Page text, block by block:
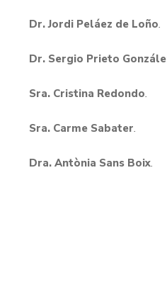
Dr. Jordi Peláez de Loño.
Dr. Sergio Prieto
Sra. Cristina Redondo.
Sra. Carme Sabater.
Dra. Antònia Sans Boix.